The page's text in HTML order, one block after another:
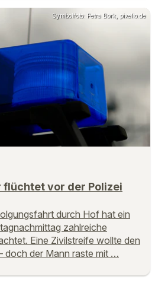
Symbolfoto: Petra Bork, pixelio.de
vor der Polizei
durch Hof hat ein
zahlreiche
Eine Zivilstreife wollte den
doch der Mann raste mit …